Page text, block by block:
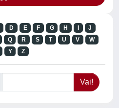
D E F G H
J
Q R S T U V
W
Y Z